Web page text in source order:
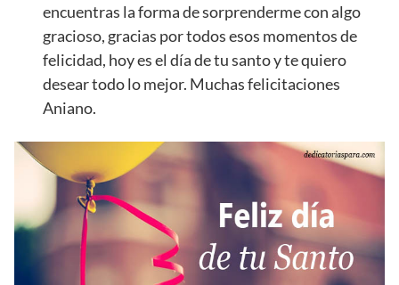
encuentras la forma de sorprenderme con algo
gracioso, gracias por todos esos momentos de
felicidad, hoy es el día de tu santo y te quiero
desear todo lo mejor. Muchas felicitaciones
Aniano.